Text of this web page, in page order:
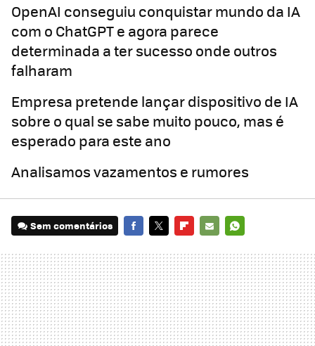
OpenAI conseguiu conquistar mundo da IA ​​
com o ChatGPT e agora parece
determinada a ter sucesso onde outros
falharam
Empresa pretende lançar dispositivo de IA
sobre o qual se sabe muito pouco, mas é
esperado para este ano
Analisamos vazamentos e rumores
Sem comentários
MAIL